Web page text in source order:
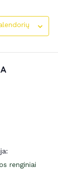
renginiai